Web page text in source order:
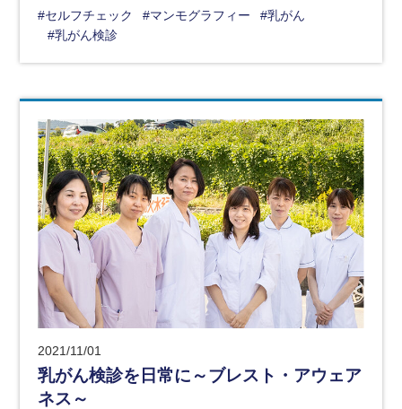
#セルフチェック #マンモグラフィー
#乳がん
#乳がん検診
2021/11/01
乳がん検診を日常に～ブレスト・アウェア
ネス～